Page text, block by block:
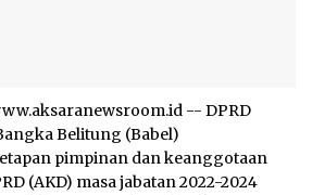
-- DPRD
Belitung (Babel)
pimpinan dan keanggotaan
(AKD) masa jabatan 2022-2024